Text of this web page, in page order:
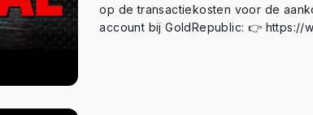
op de transactiekosten voor de aankoop
account bij GoldRepublic: 👉 https://